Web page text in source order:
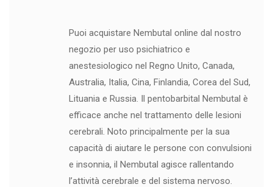
Puoi acquistare Nembutal online dal nostro
negozio per uso psichiatrico e
anestesiologico nel Regno Unito, Canada,
Australia, Italia, Cina, Finlandia, Corea del Sud,
Lituania e Russia. Il pentobarbital Nembutal è
efficace anche nel trattamento delle lesioni
cerebrali. Noto principalmente per la sua
capacità di aiutare le persone con convulsioni
e insonnia, il Nembutal agisce rallentando
l’attività cerebrale e del sistema nervoso.